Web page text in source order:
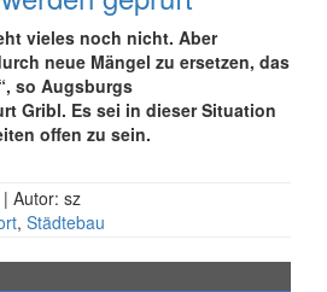
vieles noch nicht. Aber
neue Mängel zu ersetzen, das
so Augsburgs
Gribl. Es sei in dieser Situation
offen zu sein.
| Autor: sz
, Städtebau